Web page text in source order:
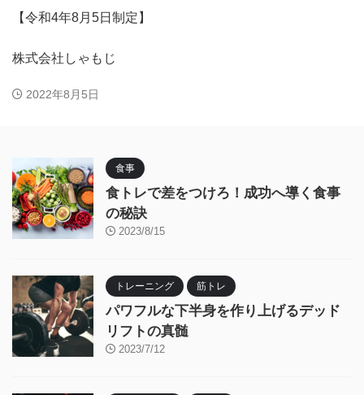
【令和4年8月5日制定】
株式会社しゃもじ
2022年8月5日
食事
食トレで差をつけろ！成功へ導く食事
の秘訣
2023/8/15
トレーニング 筋トレ
パワフルな下半身を作り上げるデッド
リフトの真髄
2023/7/12